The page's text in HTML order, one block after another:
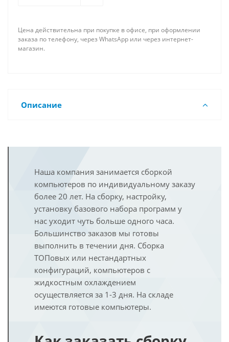
Цена действительна при покупке в офисе, при оформлении
заказа по телефону, через WhatsApp или через интернет-
магазин.
Описание
Наша компания занимается сборкой
компьютеров по индивидуальному заказу
более 20 лет. На сборку, настройку,
установку базового набора программ у
нас уходит чуть больше одного часа.
Большинство заказов мы готовы
выполнить в течении дня. Сборка
ТОПовых или нестандартных
конфигураций, компьютеров с
жидкостным охлаждением
осуществляется за 1-3 дня. На складе
имеются готовые компьютеры.